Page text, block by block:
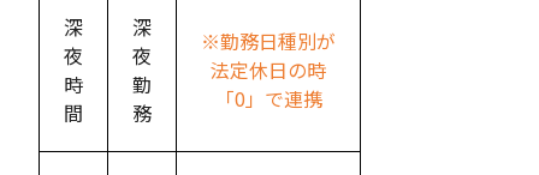
深
夜
時
間
深
夜
勤
務
※勤務日種別が
法定休日の時
「0」で連携